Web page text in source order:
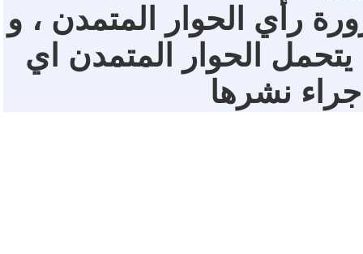
رأي الحوار المتمدن ، و
يتحمل الحوار المتمدن اي
جراء نشرها